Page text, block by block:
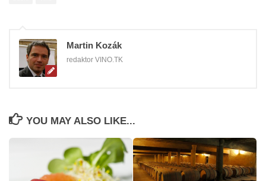
Martin Kozák
redaktor VINO.TK
YOU MAY ALSO LIKE...